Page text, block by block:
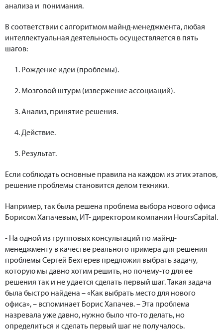
анализа и понимания.
В соответствии с алгоритмом майнд-менеджмента, любая
интеллектуальная деятельность осуществляется в пять
шагов:
1. Рождение идеи (проблемы).
2. Мозговой штурм (извержение ассоциаций).
3. Анализ, принятие решения.
4. Действие.
5. Результат.
Если соблюдать основные правила на каждом из этих этапов,
решение проблемы становится делом техники.
Например, так была решена проблема выбора нового офиса
Борисом Хапачевым, ИТ- директором компании HoursCapital.
- На одной из групповых консультаций по майнд-
менеджменту в качестве реального примера для решения
проблемы Сергей Бехтерев предложил выбрать задачу,
которую мы давно хотим решить, но почему-то для ее
решения так и не удается сделать первый шаг. Такая задача
была быстро найдена – «Как выбрать место для нового
офиса», – вспоминает Борис Хапачев. – Эта проблема
назревала уже давно, нужно было что-то делать, но
определиться и сделать первый шаг не получалось.